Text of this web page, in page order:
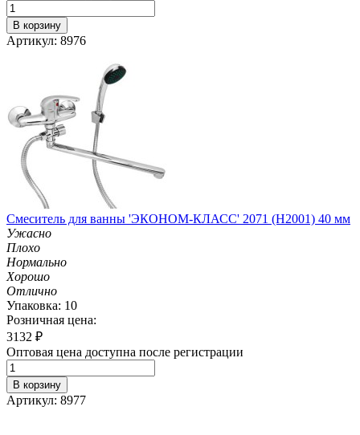
В корзину
Артикул: 8976
Смеситель для ванны 'ЭКОНОМ-КЛАСС' 2071 (H2001) 40 мм
Ужасно
Плохо
Нормально
Хорошо
Отлично
Упаковка: 10
Розничная цена:
3132 ₽
Оптовая цена доступна после регистрации
В корзину
Артикул: 8977